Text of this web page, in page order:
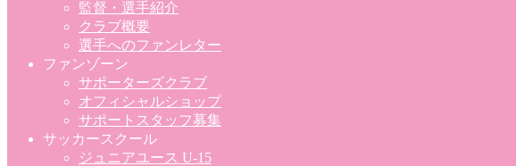
監督・選手紹介
クラブ概要
選手へのファンレター
ファンゾーン
サポーターズクラブ
オフィシャルショップ
サポートスタッフ募集
サッカースクール
ジュニアユース U-15